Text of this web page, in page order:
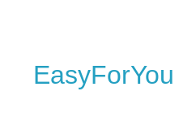
EasyForYou